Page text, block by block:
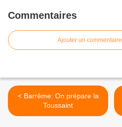
Commentaires
Ajouter un commentaire
< Barrême: On prépare la
Toussaint